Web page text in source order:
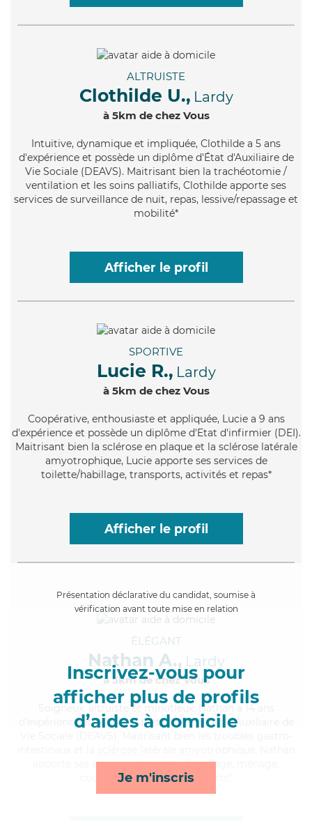
ALTRUISTE
Clothilde U., Lardy
à 5km de chez Vous
Intuitive, dynamique et impliquée, Clothilde a 5 ans
d'expérience et possède un diplôme d'État d'Auxiliaire de
Vie Sociale (DEAVS). Maitrisant bien la trachéotomie /
ventilation et les soins palliatifs, Clothilde apporte ses
services de surveillance de nuit, repas, lessive/repassage et
mobilité*
Afficher le profil
SPORTIVE
Lucie R., Lardy
à 5km de chez Vous
Coopérative, enthousiaste et appliquée, Lucie a 9 ans
d'expérience et possède un diplôme d'Etat d'infirmier (DEI).
Maitrisant bien la sclérose en plaque et la sclérose latérale
amyotrophique, Lucie apporte ses services de
toilette/habillage, transports, activités et repas*
Afficher le profil
Présentation déclarative du candidat, soumise à
vérification avant toute mise en relation
Inscrivez-vous pour
afficher plus de profils
d’aides à domicile
Je m'inscris
ÉLÉGANT
Nathan A., Lardy
à 5km de chez Vous
, altruiste et minutieux, Nathan a 14 ans
d'expérience et possède un diplôme d'État d'Auxiliaire de
apporte ses services de toilette/habillage, ménage,
courses/livraison et transports*